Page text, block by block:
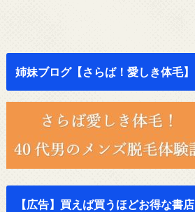
姉妹ブログ【さらば！愛しき体毛】
【広告】買えば買うほどお得な書店